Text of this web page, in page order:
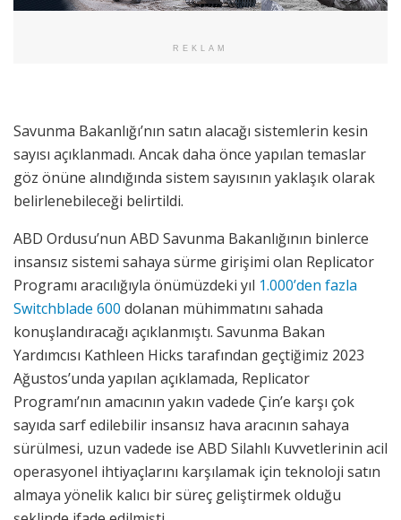
REKLAM
Savunma Bakanlığı’nın satın alacağı sistemlerin kesin
sayısı açıklanmadı. Ancak daha önce yapılan temaslar
göz önüne alındığında sistem sayısının yaklaşık olarak
belirlenebileceği belirtildi.
ABD Ordusu’nun ABD Savunma Bakanlığının binlerce
insansız sistemi sahaya sürme girişimi olan Replicator
Programı aracılığıyla önümüzdeki yıl 1.000’den fazla
Switchblade 600 dolanan mühimmatını sahada
konuşlandıracağı açıklanmıştı. Savunma Bakan
Yardımcısı Kathleen Hicks tarafından geçtiğimiz 2023
Ağustos’unda yapılan açıklamada, Replicator
Programı’nın amacının yakın vadede Çin’e karşı çok
sayıda sarf edilebilir insansız hava aracının sahaya
sürülmesi, uzun vadede ise ABD Silahlı Kuvvetlerinin acil
operasyonel ihtiyaçlarını karşılamak için teknoloji satın
almaya yönelik kalıcı bir süreç geliştirmek olduğu